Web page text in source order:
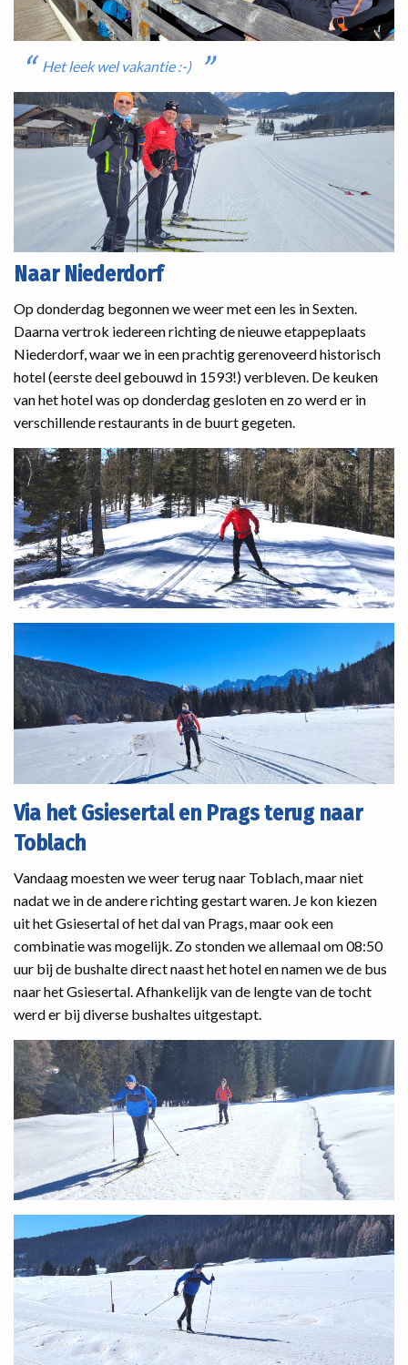
Het leek wel vakantie :-)
Naar Niederdorf
Op donderdag begonnen we weer met een les in Sexten.
Daarna vertrok iedereen richting de nieuwe etappeplaats
Niederdorf, waar we in een prachtig gerenoveerd historisch
hotel (eerste deel gebouwd in 1593!) verbleven. De keuken
van het hotel was op donderdag gesloten en zo werd er in
verschillende restaurants in de buurt gegeten.
Via het Gsiesertal en Prags terug naar
Toblach
Vandaag moesten we weer terug naar Toblach, maar niet
nadat we in de andere richting gestart waren. Je kon kiezen
uit het Gsiesertal of het dal van Prags, maar ook een
combinatie was mogelijk. Zo stonden we allemaal om 08:50
uur bij de bushalte direct naast het hotel en namen we de bus
naar het Gsiesertal. Afhankelijk van de lengte van de tocht
werd er bij diverse bushaltes uitgestapt.